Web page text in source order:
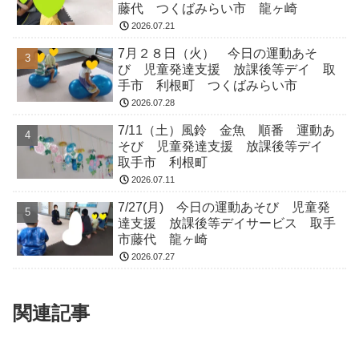
藤代 つくばみらい市 龍ヶ崎
2026.07.21
7月２８日（火） 今日の運動あそ
び 児童発達支援 放課後等デイ 取
手市 利根町 つくばみらい市
2026.07.28
7/11（土）風鈴 金魚 順番 運動あ
そび 児童発達支援 放課後等デイ
取手市 利根町
2026.07.11
7/27(月) 今日の運動あそび 児童発
達支援 放課後等デイサービス 取手
市藤代 龍ヶ崎
2026.07.27
関連記事